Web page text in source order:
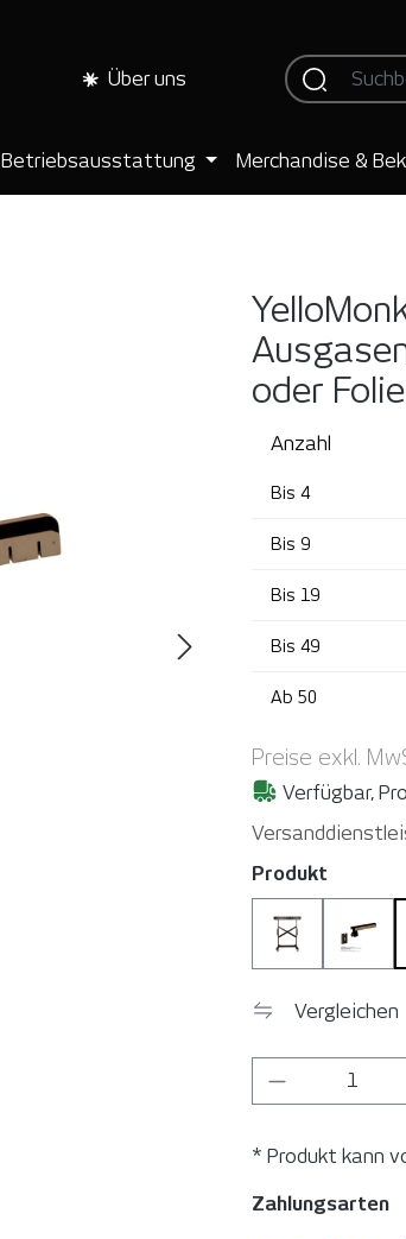
Über uns
Betriebsausstattung Merchandise &
oder
Anzahl
Bis 4
Bis 9
Bis 19
Bis 49
Ab 50
Preise exkl.
Verfügbar,
Produkt
YelloMonkey
Vergleichen
Produkt
* Produkt kann
Zahlungsarten